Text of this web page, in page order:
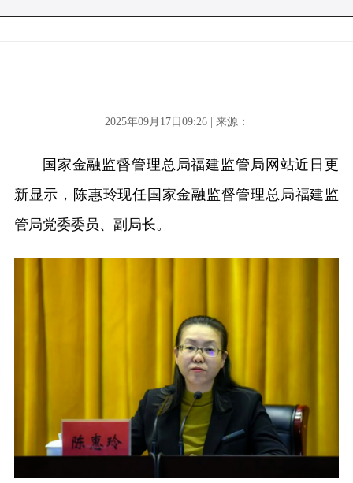
2025年09月17日09:26 | 来源：
国家金融监督管理总局福建监管局网站近日更
新显示，陈惠玲现任国家金融监督管理总局福建监
管局党委委员、副局长。